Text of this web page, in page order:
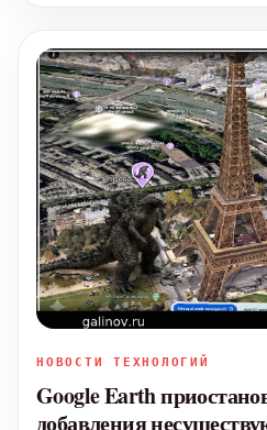
НОВОСТИ ТЕХНОЛОГИЙ
Google Earth
добавления